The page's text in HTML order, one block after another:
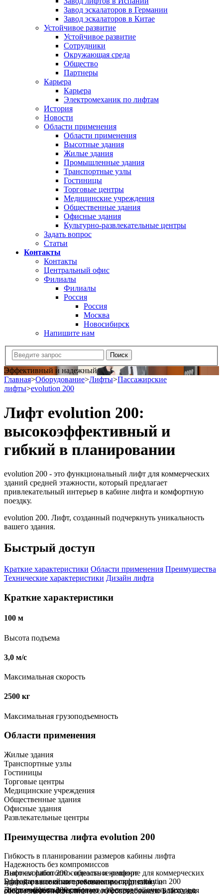
Завод эскалаторов в Германии
Завод эскалаторов в Китае
Устойчивое развитие
Устойчивое развитие
Сотрудники
Окружающая среда
Общество
Партнеры
Карьера
Карьера
Электромеханик по лифтам
История
Новости
Области применения
Области применения
Высотные здания
Жилые здания
Промышленные здания
Транспортные узлы
Гостиницы
Торговые центры
Медицинские учреждения
Общественные здания
Офисные здания
Культурно-развлекательные центры
Задать вопрос
Статьи
Контакты
Контакты
Центральный офис
Филиалы
Филиалы
Россия
Россия
Москва
Новосибирск
Напишите нам
Эффективный и надежный
Главная>Оборудование>Лифты>Пассажирские
лифты>evolution 200
Лифт evolution 200:
высокоэффективный и
гибкий в планировании
evolution 200 - это функциональный лифт для коммерческих
зданий средней этажности, который предлагает
привлекательный интерьер в кабине лифта и комфортную
поездку.
evolution 200. Лифт, созданный подчеркнуть уникальность
вашего здания.
Быстрый доступ
Краткие характеристики Области применения Преимущества
Технические характеристики Дизайн лифта
Краткие характеристики
100 м
Высота подъема
3,0 м/с
Максимальная скорость
2500 кг
Максимальная грузоподъемность
Области применения
Жилые здания
Транспортные узлы
Гостиницы
Торговые центры
Медицинские учреждения
Общественные здания
Офисные здания
Развлекательные центры
Преимущества лифта evolution 200
Гибкость в планировании размеров кабины лифта
Лифт evolution 200 - идеальное решение для коммерческих
зданий с высокими требованиями к дизайну и
работоспособности лифтового оборудования. Благодаря
Надежность без компромиссов
Благодаря новейшие технологии лифт evolution 200
обеспечивает эффективную и бесперебойную работу для
Высокая работоспособность и комфорт
Лифт evolution 200 работает эффективно, очень тихо и с
Эффективное использование пространства
Энергоэффективность